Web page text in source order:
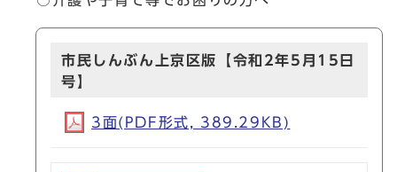
市民しんぶん上京区版【令和2年5月15日
号】
3面(PDF形式, 389.29KB)